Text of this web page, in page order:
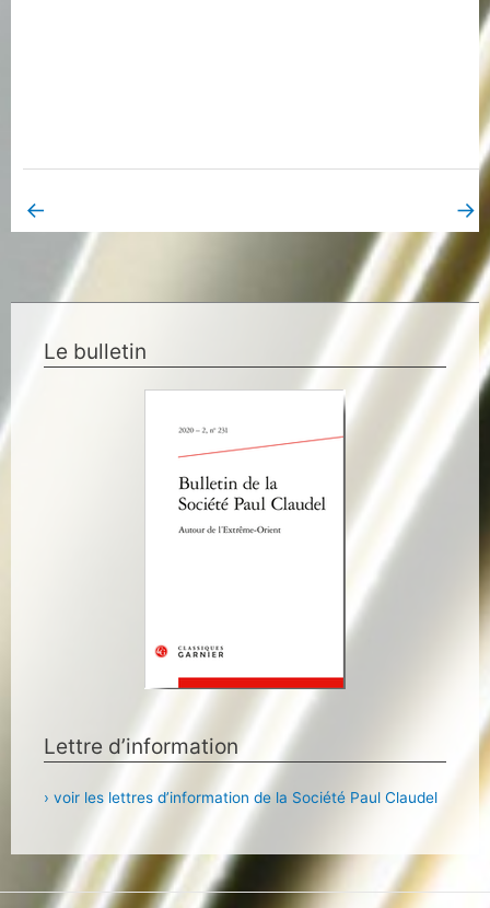
← →
Le bulletin
Lettre d’information
› voir les lettres d’information de la Société Paul Claudel